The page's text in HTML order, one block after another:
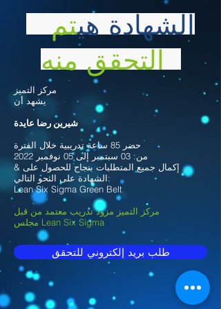
الشهادة هيتم
مركز التميز
يشهد أن
شيرين رضا عايدة
حضر 85 ساعة تدريبية خلال الفترة
من: 03 سبتمبر إلى 05 نوفمبر 2022
& إكمال جميع المتطلبات بنجاح للحصول على
الشهادة على النحو التالي:
Lean Six Sigma Green Belt
مركز التميز مزود تدريب معتمد من قبل
مجلس Lean Six Sigma
طلب بريد إلكتروني للتحقق